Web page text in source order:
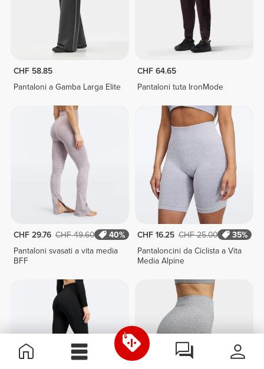
CHF 58.85
Pantaloni a Gamba Larga Elite
CHF 64.65
Pantaloni tuta IronMode
CHF 29.76 CHF 49.60
40%
Pantaloni svasati a vita media
BFF
CHF 16.25 CHF 25.00
35%
Pantaloncini da Ciclista a Vita
Media Alpine